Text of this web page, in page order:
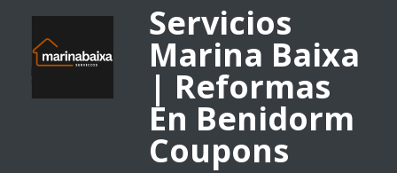
Servicios
Marina Baixa
| Reformas
En Benidorm
Coupons